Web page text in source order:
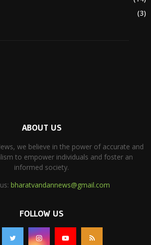
(3)
ABOUT US
we believe in the power of accurate and
to empower individuals and foster an
informed society.
bharatvandannews@gmail.com
FOLLOW US